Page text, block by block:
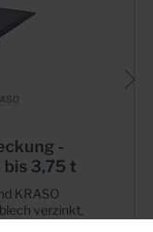
-
bis 3,75 t
KRASO
verzinkt,